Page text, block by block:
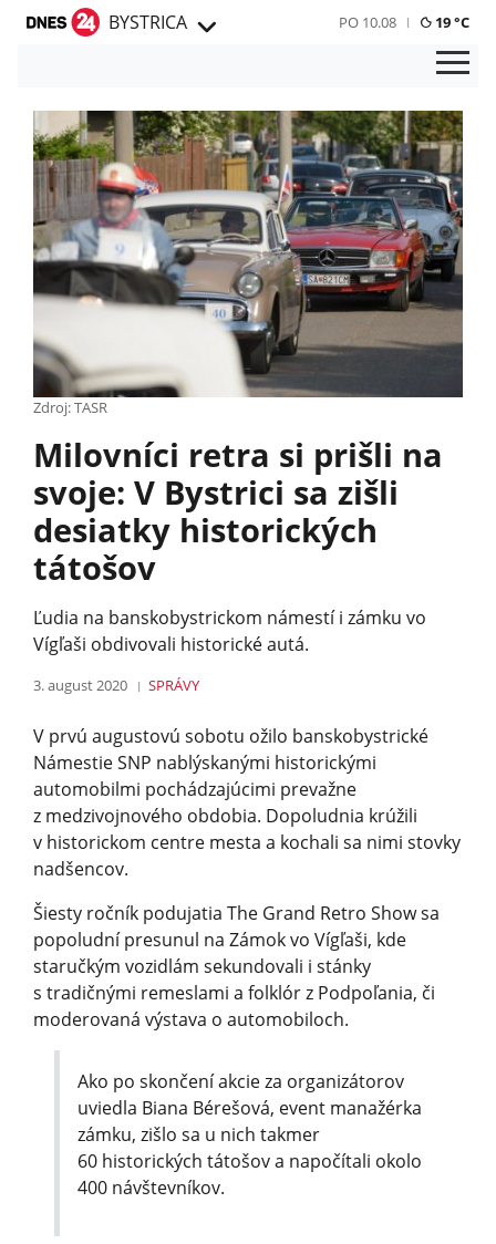
BYSTRICA PO 10.08 19 °C
Zdroj: TASR
Milovníci retra si prišli na
svoje: V Bystrici sa zišli
desiatky historických
tátošov
Ľudia na banskobystrickom námestí i zámku vo
Vígľaši obdivovali historické autá.
3. august 2020 SPRÁVY
V prvú augustovú sobotu ožilo banskobystrické
Námestie SNP nablýskanými historickými
automobilmi pochádzajúcimi prevažne
z medzivojnového obdobia. Dopoludnia krúžili
v historickom centre mesta a kochali sa nimi stovky
nadšencov.
Šiesty ročník podujatia The Grand Retro Show sa
popoludní presunul na Zámok vo Vígľaši, kde
staručkým vozidlám sekundovali i stánky
s tradičnými remeslami a folklór z Podpoľania, či
moderovaná výstava o automobiloch.
Ako po skončení akcie za organizátorov
uviedla Biana Bérešová, event manažérka
zámku, zišlo sa u nich takmer
60 historických tátošov a napočítali okolo
400 návštevníkov.